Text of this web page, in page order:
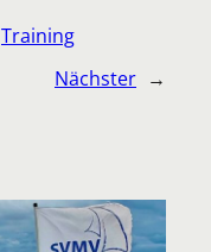
Training
Nächster →